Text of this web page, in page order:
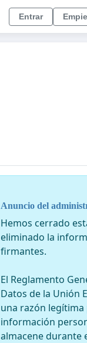
Entrar
Anuncio del
Hemos cerrado
eliminado la
firmantes.
El Reglamento
Datos de la Unión
una razón
información
almacene durante